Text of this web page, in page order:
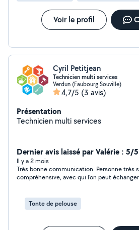
Voir le profil
Cyril Petitjean
Technicien multi services
Verdun (Faubourg Souville)
4,7/5 (3 avis)
Présentation
Technicien multi services
Dernier avis laissé par Valérie : 5/5
Il y a 2 mois
Très bonne communication. Personne très
compréhensive, avec qui l'on peut
Tonte de pelouse